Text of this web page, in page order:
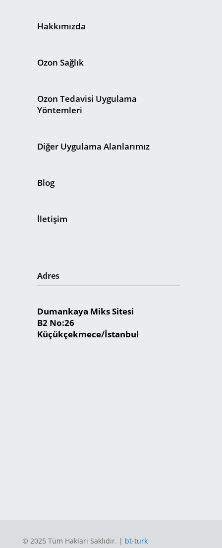
Hakkımızda
Ozon Sağlık
Ozon Tedavisi Uygulama
Yöntemleri
Diğer Uygulama Alanlarımız
Blog
İletişim
Adres
Dumankaya Miks Sitesi
B2 No:26
Küçükçekmece/İstanbul
© 2025 Tüm Hakları Saklıdır. | bt-turk